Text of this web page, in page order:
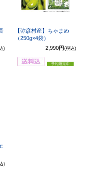
)
【弥彦村産】ちゃまめ
（250g×4袋）
2,990円(税込)
)